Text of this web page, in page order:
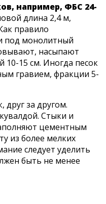
например, ФБС 24-
длина 2,4 м,
правило
под монолитный
насыпают
15 см. Иногда песок
гравием, фракции 5-
друг за другом.
Стыки и
цементным
из более мелких
следует уделить
быть не менее